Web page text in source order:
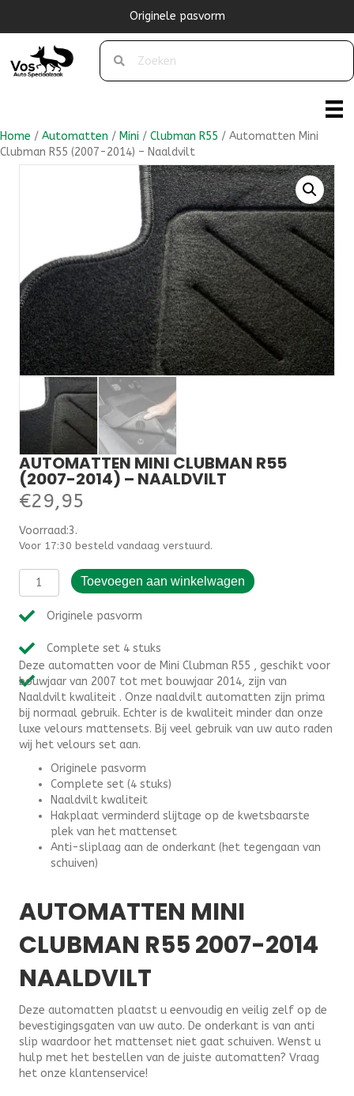
Originele pasvorm
Home / Automatten / Mini / Clubman R55 / Automatten Mini
Clubman R55 (2007-2014) – Naaldvilt
AUTOMATTEN MINI CLUBMAN R55
(2007-2014) – NAALDVILT
€29,95
Voorraad:3.000000
Voor 17:30 besteld vandaag verstuurd.
Automatten
Mini
Clubman
R55
2014)
-
Naaldvilt
aantal
Toevoegen aan winkelwagen
Originele pasvorm
Complete set 4 stuks
Deze automatten voor de Mini Clubman R55 , geschikt voor
bouwjaar van 2007 tot met bouwjaar 2014, zijn van
Naaldvilt kwaliteit . Onze naaldvilt automatten zijn prima
bij normaal gebruik. Echter is de kwaliteit minder dan onze
luxe velours mattensets. Bij veel gebruik van uw auto raden
wij het velours set aan.
Originele pasvorm
Complete set (4 stuks)
Naaldvilt kwaliteit
Hakplaat verminderd slijtage op de kwetsbaarste
plek van het mattenset
Anti-sliplaag aan de onderkant (het tegengaan van
schuiven)
AUTOMATTEN MINI
CLUBMAN R55 2007-2014
NAALDVILT
Deze automatten plaatst u eenvoudig en veilig zelf op de
bevestigingsgaten van uw auto. De onderkant is van anti
slip waardoor het mattenset niet gaat schuiven. Wenst u
hulp met het bestellen van de juiste automatten? Vraag
het onze klantenservice!